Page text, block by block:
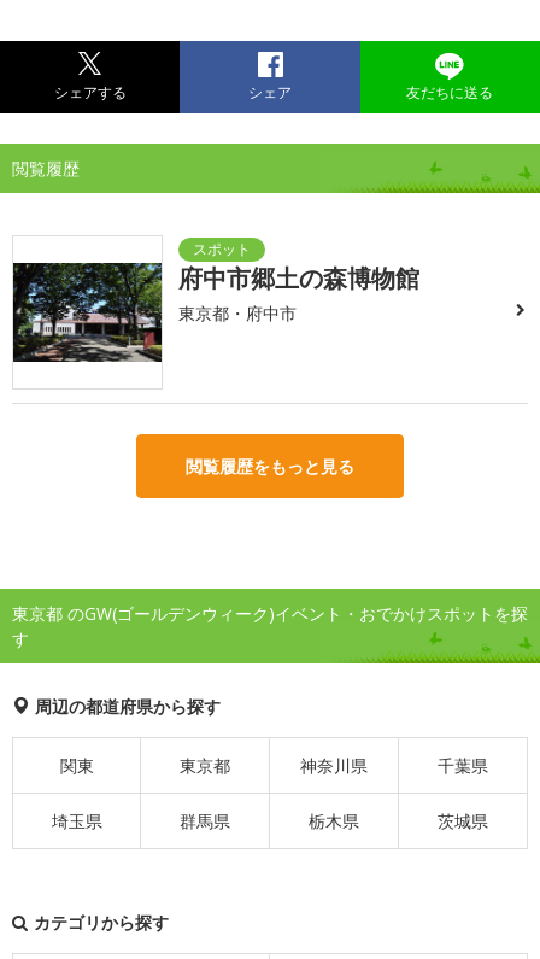
シェアする シェア 友だちに送る
閲覧履歴
府中市郷土の森博物館
東京都・府中市
閲覧履歴をもっと見る
東京都 のGW(ゴールデンウィーク)イベント・おでかけスポットを探
す
周辺の都道府県から探す
関東 東京都 神奈川県 千葉県
埼玉県 群馬県 栃木県 茨城県
カテゴリから探す